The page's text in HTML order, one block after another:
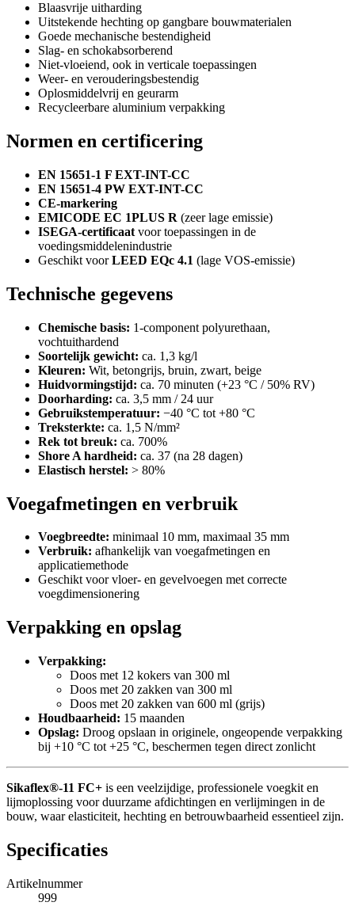
Blaasvrije uitharding
Uitstekende hechting op gangbare bouwmaterialen
Goede mechanische bestendigheid
Slag- en schokabsorberend
Niet-vloeiend, ook in verticale toepassingen
Weer- en verouderingsbestendig
Oplosmiddelvrij en geurarm
Recycleerbare aluminium verpakking
Normen en certificering
EN 15651-1 F EXT-INT-CC
EN 15651-4 PW EXT-INT-CC
CE-markering
EMICODE EC 1PLUS R (zeer lage emissie)
ISEGA-certificaat voor toepassingen in de
voedingsmiddelenindustrie
Geschikt voorLEED EQc 4.1 (lage VOS-emissie)
Technische gegevens
Chemische basis: 1-component polyurethaan,
vochtuithardend
Soortelijk gewicht: ca. 1,3 kg/l
Kleuren: Wit, betongrijs, bruin, zwart, beige
Huidvormingstijd: ca. 70 minuten (+23 °C / 50% RV)
Doorharding: ca. 3,5 mm / 24 uur
Gebruikstemperatuur: −40 °C tot +80 °C
Treksterkte: ca. 1,5 N/mm²
Rek tot breuk: ca. 700%
Shore A hardheid: ca. 37 (na 28 dagen)
Elastisch herstel: > 80%
Voegafmetingen en verbruik
Voegbreedte: minimaal 10 mm, maximaal 35 mm
Verbruik: afhankelijk van voegafmetingen en
applicatiemethode
Geschikt voor vloer- en gevelvoegen met correcte
voegdimensionering
Verpakking en opslag
Verpakking:
Doos met 12 kokers van 300 ml
Doos met 20 zakken van 300 ml
Doos met 20 zakken van 600 ml (grijs)
Houdbaarheid: 15 maanden
Opslag: Droog opslaan in originele, ongeopende verpakking
bij +10 °C tot +25 °C, beschermen tegen direct zonlicht
Sikaflex®-11 FC+ is een veelzijdige, professionele voegkit en
lijmoplossing voor duurzame afdichtingen en verlijmingen in de
bouw, waar elasticiteit, hechting en betrouwbaarheid essentieel zijn.
Specificaties
Artikelnummer
999